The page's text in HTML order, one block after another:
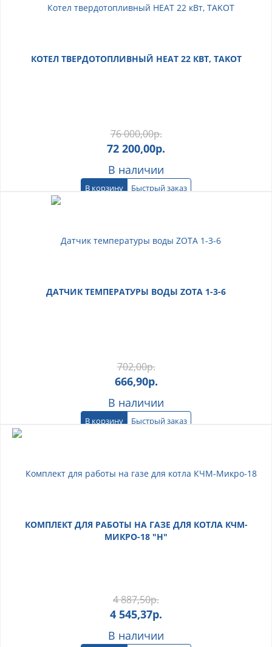
КОТЕЛ ТВЕРДОТОПЛИВНЫЙ HEAT 22 КВТ, TAKOT
76 000,00р.
72 200,00р.
В наличии
В корзину Быстрый заказ
ДАТЧИК ТЕМПЕРАТУРЫ ВОДЫ ZOTA 1-3-6
702,00р.
666,90р.
В наличии
В корзину Быстрый заказ
КОМПЛЕКТ ДЛЯ РАБОТЫ НА ГАЗЕ ДЛЯ КОТЛА КЧМ-
МИКРО-18 "Н"
4 887,50р.
4 545,37р.
В наличии